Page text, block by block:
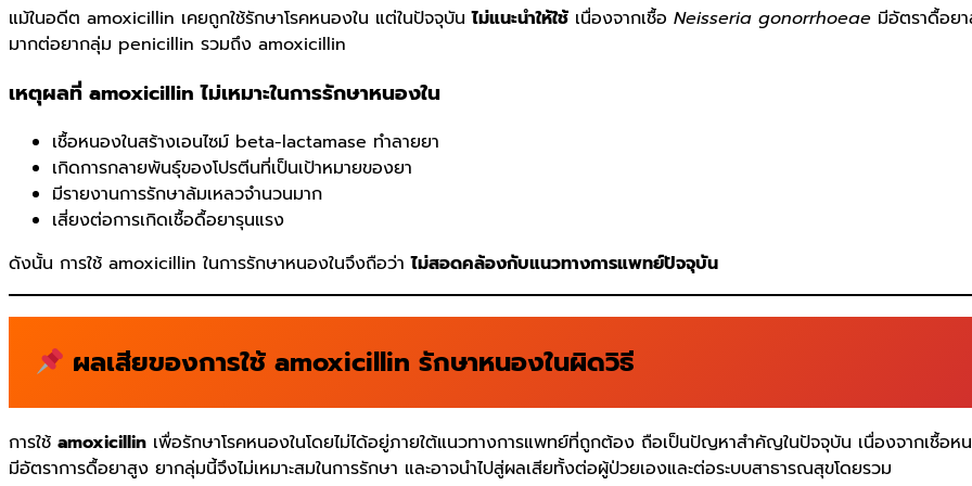
แม้ในอดีต amoxicillin เคยถูกใช้รักษาโรคหนองใน แต่ในปัจจุบันไม่แนะนำให้ใช้ เนื่องจากเชื้อ Neisseria gonorrhoeae มีอัตราดื้อย
มากต่อยากลุ่ม penicillin รวมถึง amoxicillin
เหตุผลที่ amoxicillin ไม่เหมาะในการรักษาหนองใน
เชื้อหนองในสร้างเอนไซม์ beta-lactamase ทำลายยา
เกิดการกลายพันธุ์ของโปรตีนที่เป็นเป้าหมายของยา
มีรายงานการรักษาล้มเหลวจำนวนมาก
เสี่ยงต่อการเกิดเชื้อดื้อยารุนแรง
ดังนั้น การใช้ amoxicillin ในการรักษาหนองในจึงถือว่าไม่สอดคล้องกับแนวทางการแพทย์ปัจจุบัน
ผลเสียของการใช้ amoxicillin รักษาหนองในผิดวิธี
การใช้ amoxicillin เพื่อรักษาโรคหนองในโดยไม่ได้อยู่ภายใต้แนวทางการแพทย์ที่ถูกต้อง ถือเป็นปัญหาสำคัญในปัจจุบัน เนื่องจากเชื้อห
มีอัตราการดื้อยาสูง ยากลุ่มนี้จึงไม่เหมาะสมในการรักษา และอาจนำไปสู่ผลเสียทั้งต่อผู้ป่วยเองและต่อระบบสาธารณสุขโดยรวม